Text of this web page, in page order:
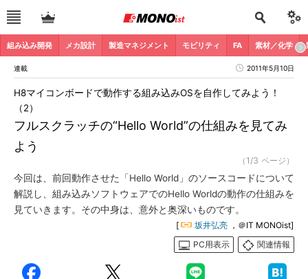
組み込み開発 メカ設計 製造マネジメント モビリティ FA 素材／化学
連載 2011年5月10日
フルスクラッチの“Hello World”の仕組みを見てみ
よう
H8マイコンボードで動作する組み込みOSを自作してみよう！
（2）
（1/3 ページ）
今回は、前回動作させた「Hello World」のソースコードについて
解説し、組み込みソフトウェアでのHello Worldの動作の仕組みを
見ていきます。その中身は、意外と奥深いものです。
[ 坂井弘亮 ，＠IT MONOist]
PC用表示
関連情報